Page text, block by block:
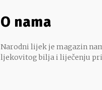
O nama
Narodni lijek je magazin
ljekovitog bilja i liječenju